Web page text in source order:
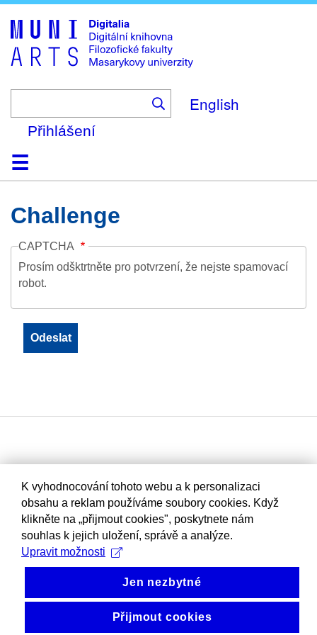
to
main
content
English
Přihlášení
DomůKolekce
Prohlížení
Vyhledávání
O platformě
Nápověda
KontaktDigitalia
Challenge
CAPTCHA
Prosím odšktrtněte pro potvrzení, že nejste spamovací
robot.
K vyhodnocování tohoto webu a k personalizaci
obsahu a reklam používáme soubory cookies. Když
klikněte na „přijmout cookies", poskytnete nám
souhlas k jejich uložení, správě a analýze.
Upravit možnosti
Jen nezbytné
Přijmout cookies